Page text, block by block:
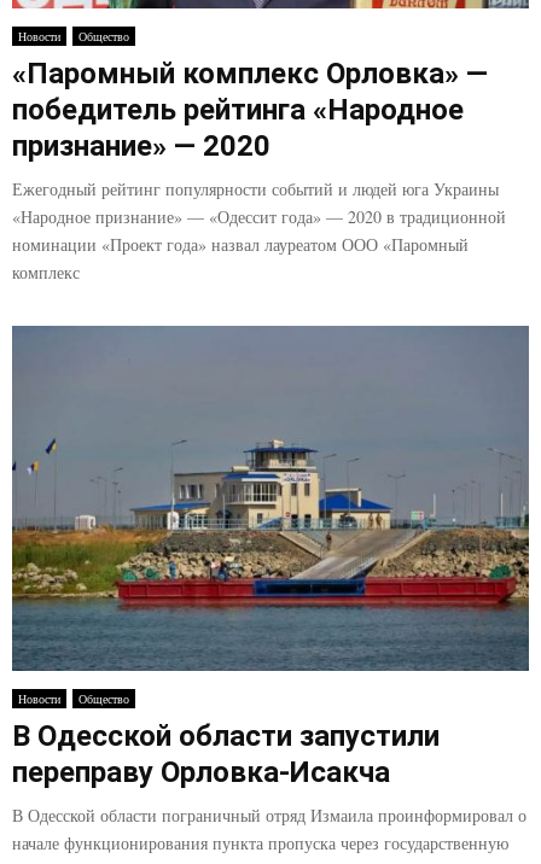
E
N
U
Новости Общество
«Паромный комплекс Орловка» —
победитель рейтинга «Народное
признание» — 2020
Ежегодный рейтинг популярности событий и людей юга Украины
«Народное признание» — «Одессит года» — 2020 в традиционной
номинации «Проект года» назвал лауреатом ООО «Паромный
комплекс
Новости Общество
В Одесской области запустили
переправу Орловка-Исакча
В Одесской области пограничный отряд Измаила проинформировал о
начале функционирования пункта пропуска через государственную